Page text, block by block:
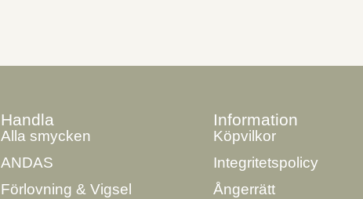
Handla
Alla smycken
ANDAS
Förlovning & Vigsel
Information
Köpvilkor
Integritetspolicy
Ångerrätt